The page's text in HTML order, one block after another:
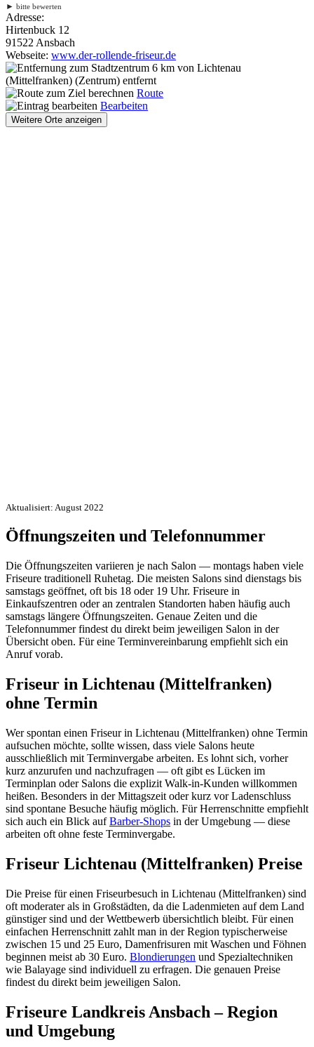
► bitte bewerten
Adresse:
Hirtenbuck 12
91522 Ansbach
Webseite: www.der-rollende-friseur.de
6 km von Lichtenau
(Mittelfranken) (Zentrum) entfernt
Route
Bearbeiten
Weitere Orte anzeigen
Aktualisiert: August 2022
Öffnungszeiten und Telefonnummer
Die Öffnungszeiten variieren je nach Salon — montags haben viele
Friseure traditionell Ruhetag. Die meisten Salons sind dienstags bis
samstags geöffnet, oft bis 18 oder 19 Uhr. Friseure in
Einkaufszentren oder an zentralen Standorten haben häufig auch
samstags längere Öffnungszeiten. Genaue Zeiten und die
Telefonnummer findest du direkt beim jeweiligen Salon in der
Übersicht oben. Für eine Terminvereinbarung empfiehlt sich ein
Anruf vorab.
Friseur in Lichtenau (Mittelfranken)
ohne Termin
Wer spontan einen Friseur in Lichtenau (Mittelfranken) ohne Termin
aufsuchen möchte, sollte wissen, dass viele Salons heute
ausschließlich mit Terminvergabe arbeiten. Es lohnt sich, vorher
kurz anzurufen und nachzufragen — oft gibt es Lücken im
Terminplan oder Salons die explizit Walk-in-Kunden willkommen
heißen. Besonders in der Mittagszeit oder kurz vor Ladenschluss
sind spontane Besuche häufig möglich. Für Herrenschnitte empfiehlt
sich auch ein Blick aufBarber-Shops in der Umgebung — diese
arbeiten oft ohne feste Terminvergabe.
Friseur Lichtenau (Mittelfranken) Preise
Die Preise für einen Friseurbesuch in Lichtenau (Mittelfranken) sind
oft moderater als in Großstädten, da die Ladenmieten auf dem Land
günstiger sind und der Wettbewerb übersichtlich bleibt. Für einen
einfachen Herrenschnitt zahlt man in der Region typischerweise
zwischen 15 und 25 Euro, Damenfrisuren mit Waschen und Föhnen
beginnen meist ab 30 Euro. Blondierungen und Spezialtechniken
wie Balayage sind individuell zu erfragen. Die genauen Preise
findest du direkt beim jeweiligen Salon.
Friseure Landkreis Ansbach – Region
und Umgebung